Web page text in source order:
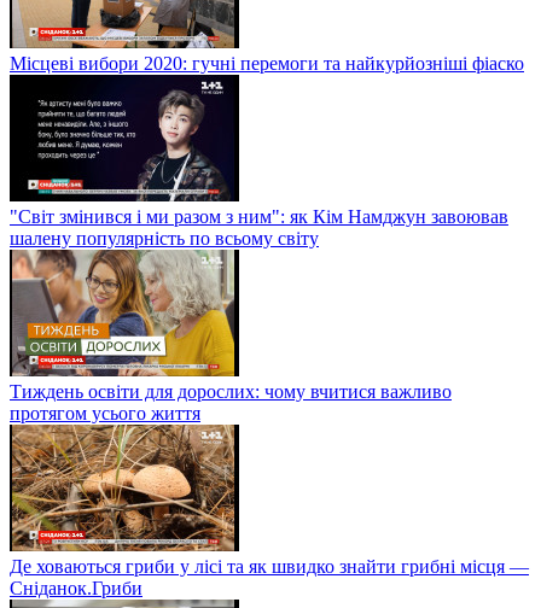
Місцеві вибори 2020: гучні перемоги та найкурйозніші фіаско
"Світ змінився і ми разом з ним": як Кім Намджун завоював
шалену популярність по всьому світу
Тиждень освіти для дорослих: чому вчитися важливо
протягом усього життя
Де ховаються гриби у лісі та як швидко знайти грибні місця —
Сніданок.Гриби